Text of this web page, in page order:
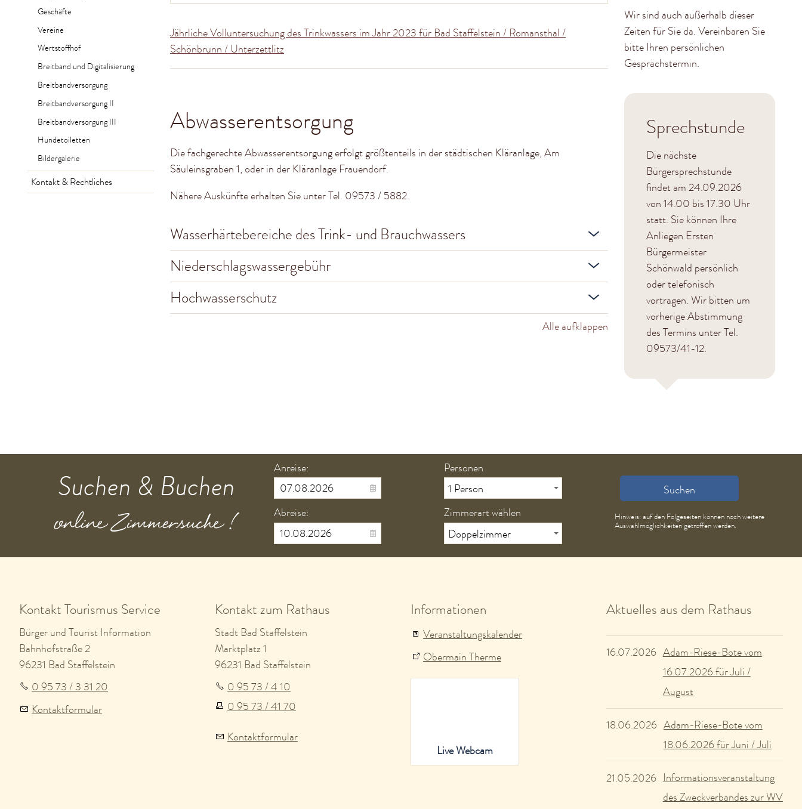
Geschäfte
Vereine
Wertstoffhof
Breitband und Digitalisierung
Breitbandversorgung
Breitbandversorgung II
Breitbandversorgung III
Hundetoiletten
Bildergalerie
Kontakt & Rechtliches
Jährliche Volluntersuchung des Trinkwassers im Jahr 2023 für Bad Staffelstein / Romansthal /
Schönbrunn / Unterzettlitz
Abwasserentsorgung
Die fachgerechte Abwasserentsorgung erfolgt größtenteils in der städtischen Kläranlage, Am
Säuleinsgraben 1, oder in der Kläranlage Frauendorf.
Nähere Auskünfte erhalten Sie unter Tel. 09573 / 5882.
Wasserhärtebereiche des Trink- und Brauchwassers
Niederschlagswassergebühr
Hochwasserschutz
Alle aufklappen
Wir sind auch außerhalb dieser
Zeiten für Sie da. Vereinbaren Sie
bitte Ihren persönlichen
Gesprächstermin.
Sprechstunde
Die nächste
Bürgersprechstunde
findet am 24.09.2026
von 14.00 bis 17.30 Uhr
statt. Sie können Ihre
Anliegen Ersten
Bürgermeister
Schönwald persönlich
oder telefonisch
vortragen. Wir bitten um
vorherige Abstimmung
des Termins unter Tel.
09573/41-12.
Suchen & Buchen
online Zimmersuche !
Anreise:
Abreise:
Personen
Zimmerart wählen
Suchen
Hinweis: auf den Folgeseiten können noch weitere
Auswahlmöglichkeiten getroffen werden.
Kontakt Tourismus Service
Bürger und Tourist Information
Bahnhofstraße 2
96231 Bad Staffelstein
0 95 73 / 3 31 20
Kontaktformular
Kontakt zum Rathaus
Stadt Bad Staffelstein
Marktplatz 1
96231 Bad Staffelstein
0 95 73 / 4 10
0 95 73 / 41 70
Kontaktformular
Informationen
Veranstaltungskalender
Obermain Therme
Live Webcam
Aktuelles aus dem Rathaus
16.07.2026 Adam-Riese-Bote vom
16.07.2026 für Juli /
August
18.06.2026 Adam-Riese-Bote vom
18.06.2026 für Juni / Juli
21.05.2026 Informationsveranstaltung
des Zweckverbandes zur WV